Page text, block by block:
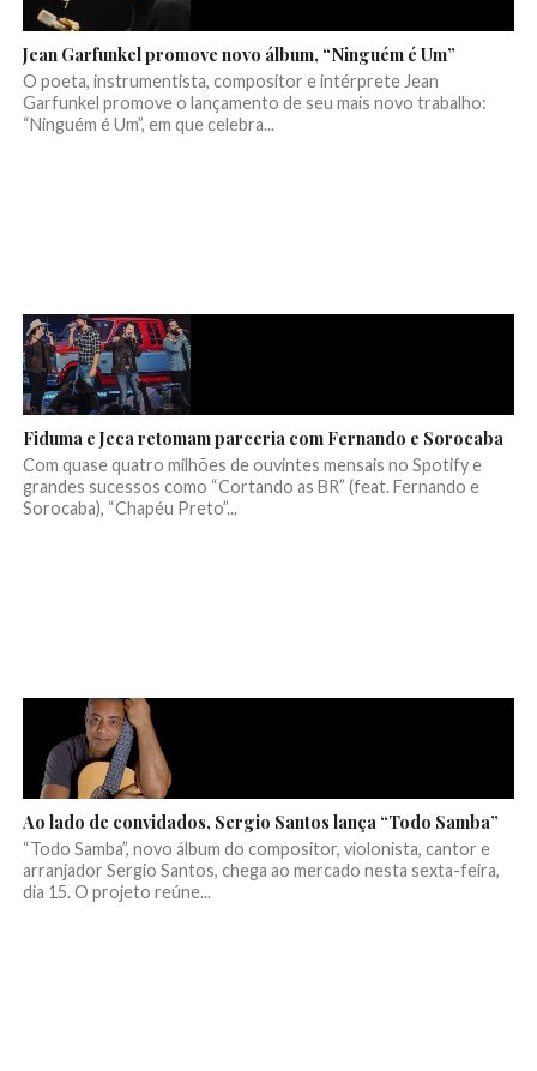
Jean Garfunkel promove novo álbum, “Ninguém é Um”
O poeta, instrumentista, compositor e intérprete Jean
Garfunkel promove o lançamento de seu mais novo trabalho:
“Ninguém é Um”, em que celebra...
Fiduma e Jeca retomam parceria com Fernando e Sorocaba
Com quase quatro milhões de ouvintes mensais no Spotify e
grandes sucessos como “Cortando as BR” (feat. Fernando e
Sorocaba), “Chapéu Preto”...
Ao lado de convidados, Sergio Santos lança “Todo Samba”
“Todo Samba”, novo álbum do compositor, violonista, cantor e
arranjador Sergio Santos, chega ao mercado nesta sexta-feira,
dia 15. O projeto reúne...